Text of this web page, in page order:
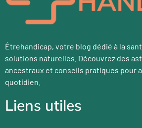
Êtrehandicap, votre blog dédié à la
solutions naturelles. Découvrez des
ancestraux et conseils pratiques pour
quotidien.
Liens utiles